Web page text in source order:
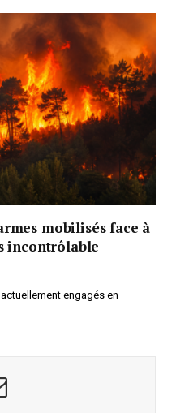
mobilisés face à
incontrôlable
engagés en